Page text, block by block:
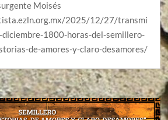
Moisés
2025/12/27/transmi
1800-horas-del-semillero-
de-amores-y-claro-desamores/